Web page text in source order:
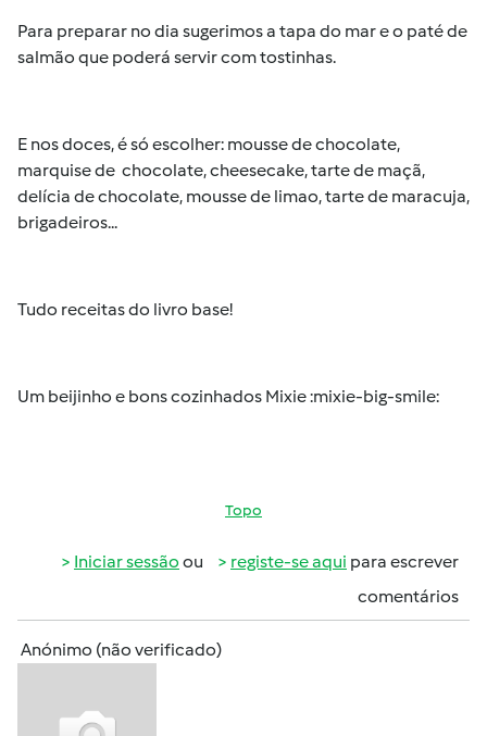
Para preparar no dia sugerimos a tapa do mar e o paté de
salmão que poderá servir com tostinhas.
E nos doces, é só escolher: mousse de chocolate,
marquise de chocolate, cheesecake, tarte de maçã,
delícia de chocolate, mousse de limao, tarte de maracuja,
brigadeiros...
Tudo receitas do livro base!
Um beijinho e bons cozinhados Mixie :mixie-big-smile:
Topo
Iniciar sessão ou registe-se aqui para escrever
comentários
Anónimo (não verificado)